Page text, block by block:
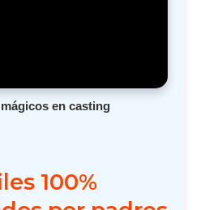
en casting
100%